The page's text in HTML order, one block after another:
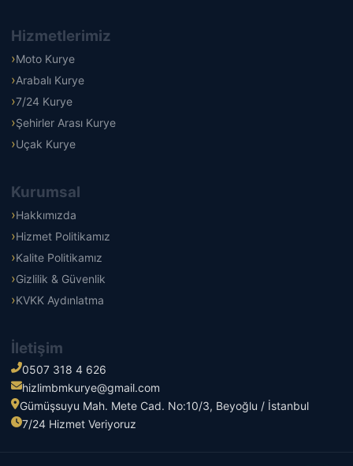
Hizmetlerimiz
Moto Kurye
Arabalı Kurye
7/24 Kurye
Şehirler Arası Kurye
Uçak Kurye
Kurumsal
Hakkımızda
Hizmet Politikamız
Kalite Politikamız
Gizlilik & Güvenlik
KVKK Aydınlatma
İletişim
0507 318 4 626
hizlimbmkurye@gmail.com
Gümüşsuyu Mah. Mete Cad. No:10/3, Beyoğlu / İstanbul
7/24 Hizmet Veriyoruz